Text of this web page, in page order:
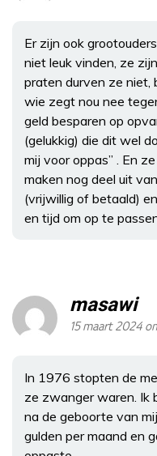
Er zijn ook
niet leuk vinden, ze
praten durven ze niet,
wie zegt nou nee
geld besparen op
(gelukkig) die dit wel
mij voor oppas” . En
maken nog deel uit
(vrijwillig of betaald)
en tijd om op te
masawi
15 maart 2024
In 1976 stopten de
ze zwanger waren. Ik
na de geboorte van
gulden per maand en